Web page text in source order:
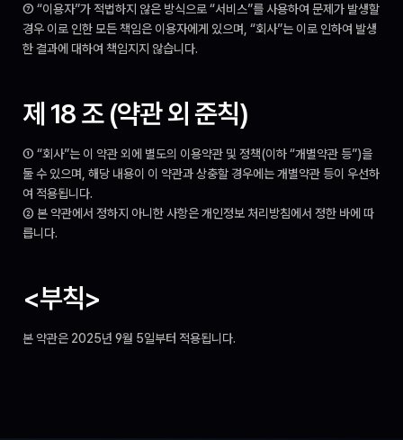
⑦ “이용자”가 적법하지 않은 방식으로 “서비스”를 사용하여 문제가 발생할
경우 이로 인한 모든 책임은 이용자에게 있으며, “회사”는 이로 인하여 발생
한 결과에 대하여 책임지지 않습니다.
제 18 조 (약관 외 준칙)
① “회사”는 이 약관 외에 별도의 이용약관 및 정책(이하 “개별약관 등”)을
둘 수 있으며, 해당 내용이 이 약관과 상충할 경우에는 개별약관 등이 우선하
여 적용됩니다.
② 본 약관에서 정하지 아니한 사항은 개인정보 처리방침에서 정한 바에 따
릅니다.
<부칙>
본 약관은 2025년 9월 5일부터 적용됩니다.